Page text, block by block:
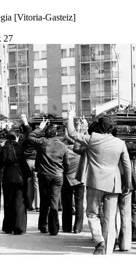
[Vitoria-Gasteiz]
27